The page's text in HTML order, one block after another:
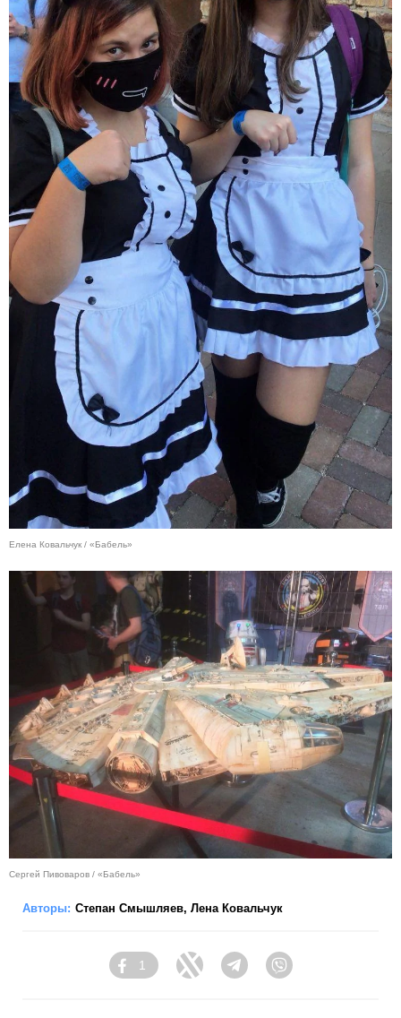
Елена Ковальчук / «Бабель»
Сергей Пивоваров / «Бабель»
Авторы: Степан Смышляев, Лена Ковальчук
Facebook
1
Twitter Telegram